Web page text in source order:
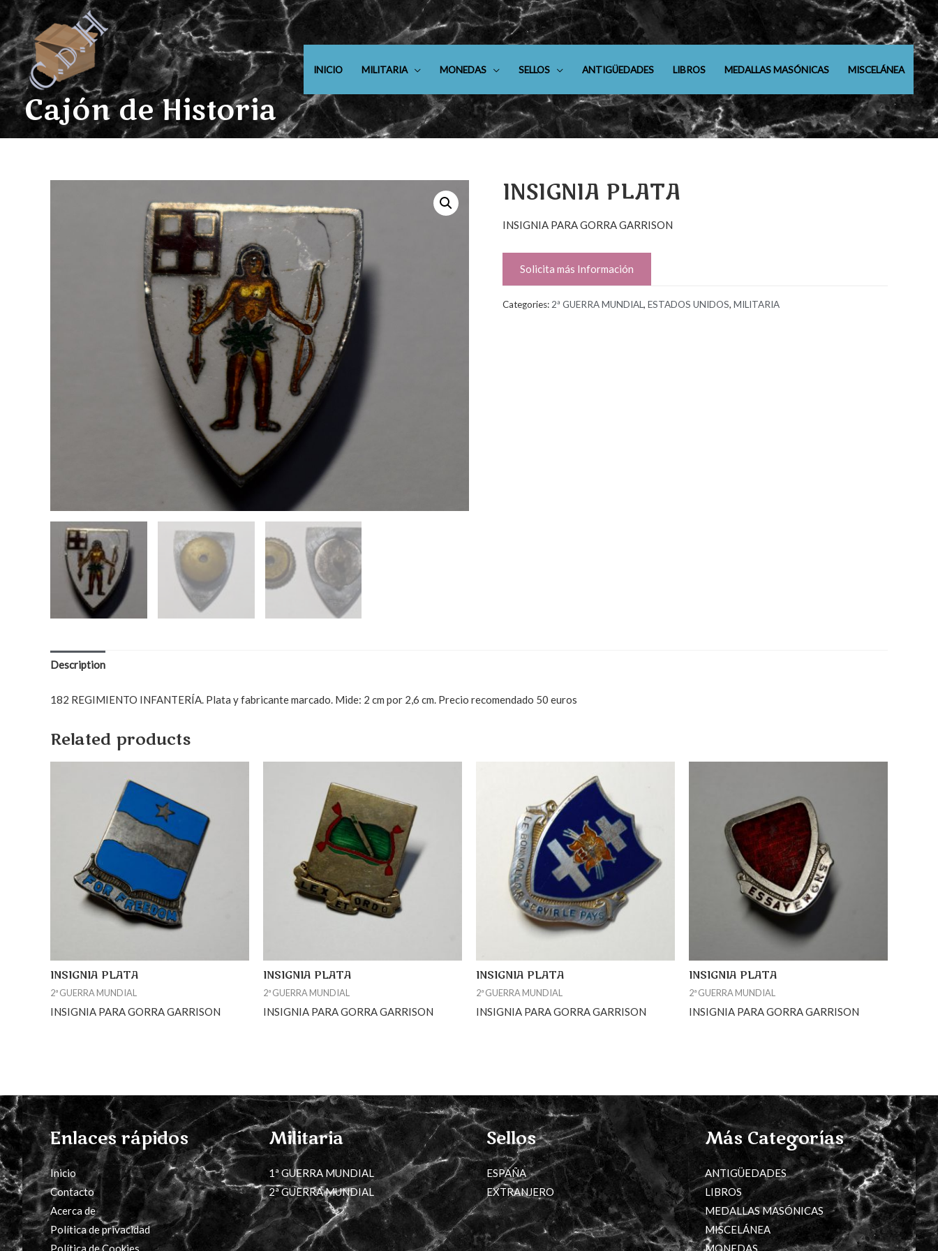
Ir
al
contenido
Cajón de Historia
INICIO MILITARIA MONEDAS SELLOS ANTIGÜEDADES LIBROS MEDALLAS MASÓNICAS MISCELÁNEA
INSIGNIA PLATA
INSIGNIA PARA GORRA GARRISON
Solicita más Información
Categories: 2ª GUERRA MUNDIAL, ESTADOS UNIDOS, MILITARIA
Description
182 REGIMIENTO INFANTERÍA. Plata y fabricante marcado. Mide: 2 cm por 2,6 cm. Precio recomendado 50 euros
Related products
INSIGNIA PLATA
2ª GUERRA MUNDIAL
INSIGNIA PARA GORRA GARRISON
INSIGNIA PLATA
2ª GUERRA MUNDIAL
INSIGNIA PARA GORRA GARRISON
INSIGNIA PLATA
2ª GUERRA MUNDIAL
INSIGNIA PARA GORRA GARRISON
INSIGNIA PLATA
2ª GUERRA MUNDIAL
INSIGNIA PARA GORRA GARRISON
Enlaces rápidos
Inicio
Contacto
Acerca de
Política de privacidad
Militaria
1ª GUERRA MUNDIAL
2ª GUERRA MUNDIAL
Sellos
ESPAÑA
EXTRANJERO
Más Categorías
ANTIGÜEDADES
LIBROS
MEDALLAS MASÓNICAS
MISCELÁNEA